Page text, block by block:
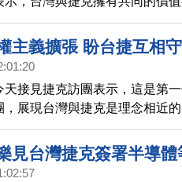
國會之間的交往，不屈服於極
主義擴張 盼台捷互相
天接見捷克訪團表示，這是第
，展現台灣與捷克是理念相近
權主義不斷地擴張，期待台灣
由價值，一起為世界帶來良善
見台灣捷克簽署半導